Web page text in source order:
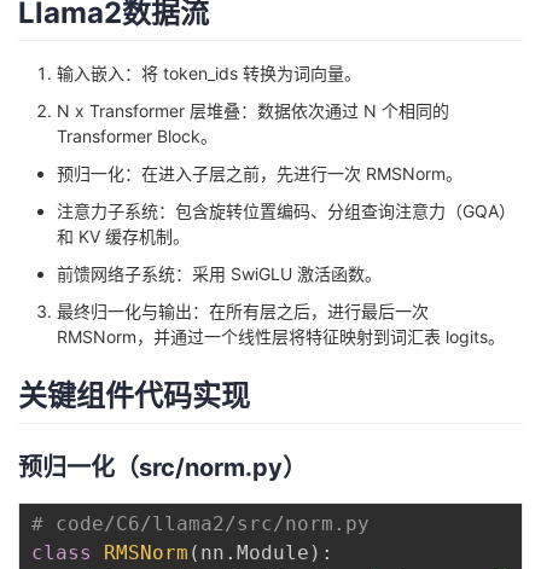
发
者
堂
我
的
课
我
的
我
验
收
Programs
的
支
我
技
的
议
Llama2数据流
输入嵌入：将 token_ids 转换为词向量。
N x Transformer 层堆叠：数据依次通过 N 个相同的
Transformer Block。
预归一化：在进入子层之前，先进行一次 RMSNorm。
注意力子系统：包含旋转位置编码、分组查询注意力（GQA）
和 KV 缓存机制。
前馈网络子系统：采用 SwiGLU 激活函数。
最终归一化与输出：在所有层之后，进行最后一次
RMSNorm，并通过一个线性层将特征映射到词汇表 logits。
关键组件代码实现
预归一化（src/norm.py）
# code/C6/llama2/src/norm.py
class
RMSNorm ( nn . Module ) :